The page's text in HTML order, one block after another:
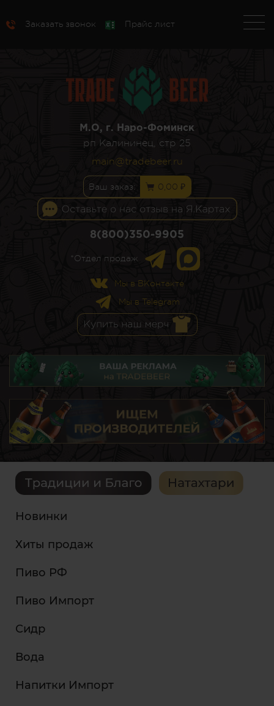
Заказать звонок Прайс лист
М.О, г. Наро-Фоминск
рп Калининец, стр 25
main@tradebeer.ru
Ваш заказ: 0,00 ₽
8(800)350-9905
*Отдел продаж
Мы в ВКонтакте
Мы в Telegram
Новинки
Хиты продаж
Пиво РФ
Пиво Импорт
Сидр
Вода
Напитки Импорт